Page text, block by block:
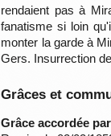
rendaient pas à
fanatisme si loin
monter la garde à
Gers. Insurrection
Grâces et
Grâce accordée